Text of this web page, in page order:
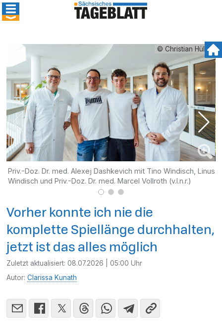
© Christian Hüller
Priv.-Doz. Dr. med. Alexej Dashkevich mit Tino Windisch, Linus
Windisch und Priv.-Doz. Dr. med. Marcel Vollroth (v.l.n.r.)
Vorher konnte ich nie die
komplette Spiellänge durchhalten,
jetzt ist das alles möglich
Zuletzt aktualisiert:08.07.2026 | 05:00 Uhr
Autor:Clarissa Kunath